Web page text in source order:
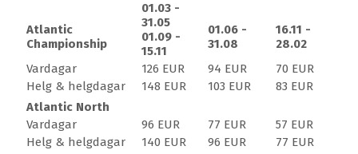
De 27-golfhålen på Penha Longa Resort är designad av
den berömda Robert Trent Jones Jr. och är bland de 30
bästa golfbanorna i Kontinentaleuropa. Med sina
djärva drivar, modiga tillvägagångssätt och
konstnärliga greener är det både en adrenalinkick och
en rofylld resa genom ett av Portugals mest
inspirerande landskap. Penha Longa erbjuder en 18-
håls mästerskapsbana: Atlantic Championship, och 9-
Atlantic
Championship
01.03 -
31.05
01.09 -
15.11
01.06 -
31.08
16.11 -
28.02
Vardagar
126 EUR 94 EUR
70 EUR
Helg & helgdagar
148 EUR 103 EUR
83 EUR
Atlantic North
Vardagar
96 EUR 77 EUR
57 EUR
Helg & helgdagar
140 EUR 96 EUR
77 EUR